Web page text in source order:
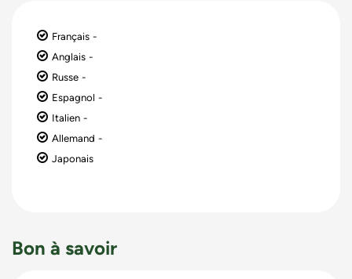
Français
Anglais
Russe
Espagnol
Italien
Allemand
Japonais
Bon à savoir